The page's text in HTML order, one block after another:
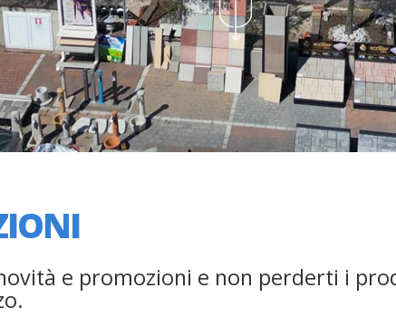
e promozioni e non perderti i